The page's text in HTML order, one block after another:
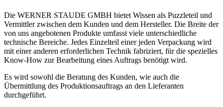
Die WERNER STAUDE GMBH bietet Wissen als Puzzleteil und
Vermittler zwischen dem Kunden und dem Hersteller. Die Breite der
von uns angebotenen Produkte umfasst viele unterschiedliche
technische Bereiche. Jedes Einzelteil einer jeden Verpackung wird
mit einer anderen erforderlichen Technik fabriziert, für die spezielles
Know-How zur Bearbeitung eines Auftrags benötigt wird.
Es wird sowohl die Beratung des Kunden, wie auch die
Übermittlung des Produktionsauftrags an den Lieferanten
durchgeführt.